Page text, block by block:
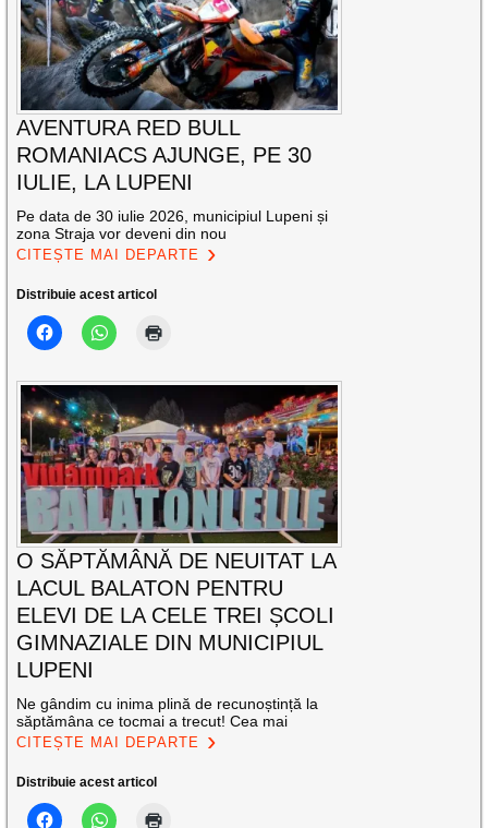
AVENTURA RED BULL
ROMANIACS AJUNGE, PE 30
IULIE, LA LUPENI
Pe data de 30 iulie 2026, municipiul Lupeni și
zona Straja vor deveni din nou
CITEȘTE MAI DEPARTE
Distribuie acest articol
O SĂPTĂMÂNĂ DE NEUITAT LA
LACUL BALATON PENTRU
ELEVI DE LA CELE TREI ȘCOLI
GIMNAZIALE DIN MUNICIPIUL
LUPENI
Ne gândim cu inima plină de recunoștință la
săptămâna ce tocmai a trecut! Cea mai
CITEȘTE MAI DEPARTE
Distribuie acest articol